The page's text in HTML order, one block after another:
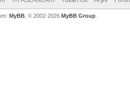
MyBB , © 2002-2026 MyBB Group